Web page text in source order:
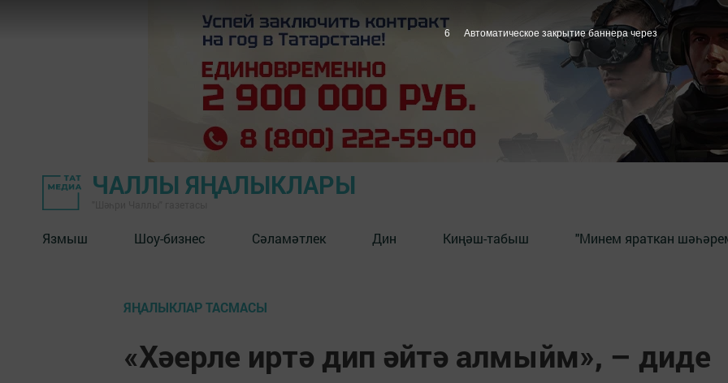
ЧАЛЛЫ ЯҢАЛЫКЛАРЫ
Язмыш Шоу-бизнес Сәламәтлек Дин Киңәш-табыш "Минем яраткан
ЯҢАЛЫКЛАР ТАСМАСЫ
«Хәерле иртә дип әйтә алмыйм», – диде
5 Автоматическое закрытие баннера через